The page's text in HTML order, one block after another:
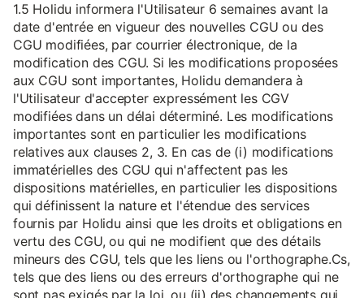
1.5 Holidu informera l'Utilisateur 6 semaines avant la
date d'entrée en vigueur des nouvelles CGU ou des
CGU modifiées, par courrier électronique, de la
modification des CGU. Si les modifications proposées
aux CGU sont importantes, Holidu demandera à
l'Utilisateur d'accepter expressément les CGV
modifiées dans un délai déterminé. Les modifications
importantes sont en particulier les modifications
relatives aux clauses 2, 3. En cas de (i) modifications
immatérielles des CGU qui n'affectent pas les
dispositions matérielles, en particulier les dispositions
qui définissent la nature et l'étendue des services
fournis par Holidu ainsi que les droits et obligations en
vertu des CGU, ou qui ne modifient que des détails
mineurs des CGU, tels que les liens ou l'orthographe.Cs,
tels que des liens ou des erreurs d'orthographe qui ne